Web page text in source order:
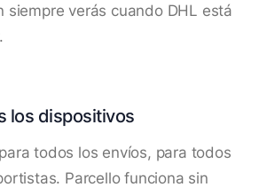
siempre verás cuando DHL está
los dispositivos
todos los envíos, para todos
Parcello funciona sin